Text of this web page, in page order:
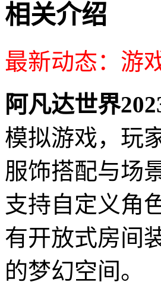
相关介绍
最新动态：游
阿凡达世界
模拟游戏，玩
服饰搭配与场
支持自定义角
有开放式房间
的梦幻空间。